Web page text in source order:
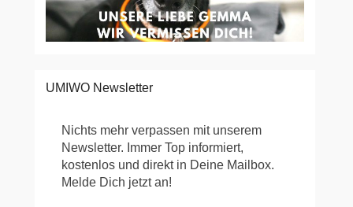
UMIWO Newsletter
Nichts mehr verpassen mit unserem
Newsletter. Immer Top informiert,
kostenlos und direkt in Deine Mailbox.
Melde Dich jetzt an!